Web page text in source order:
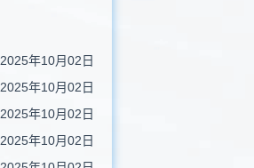
2025年10月02日
2025年10月02日
2025年10月02日
2025年10月02日